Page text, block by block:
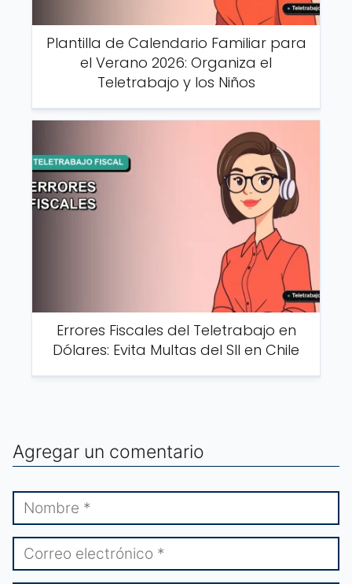
Plantilla de Calendario Familiar para
el Verano 2026: Organiza el
Teletrabajo y los Niños
Errores Fiscales del Teletrabajo en
Dólares: Evita Multas del SII en Chile
Agregar un comentario